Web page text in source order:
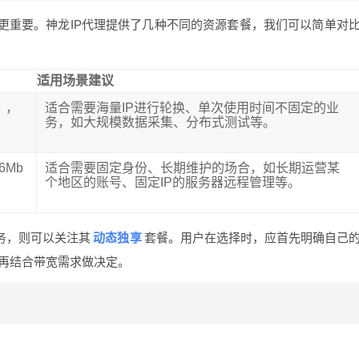
重要。神龙IP代理提供了几种不同的资源套餐，我们可以简单对
适用场景建议
适合需要海量IP进行轮换、单次使用时间不固定的业
务，如大规模数据采集、分布式测试等。
适合需要固定身份、长期维护的场合，如长期运营某
个地区的账号、固定IP的服务器远程管理等。
，则可以关注其 动态独享 套餐。用户在选择时，应首先明确自己
结合带宽需求做决定。